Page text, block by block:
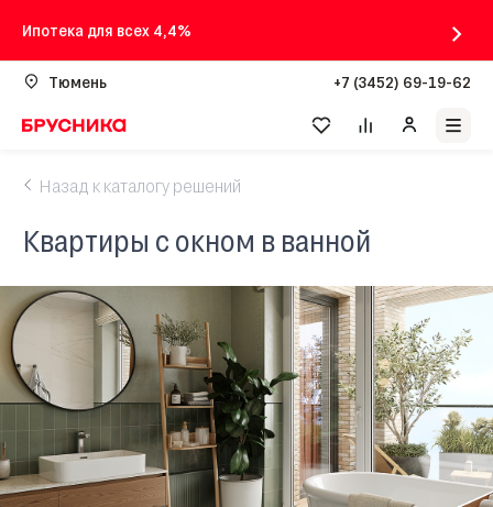
Ипотека для всех 4,4%
Тюмень +7 (3452) 69-19-62
Назад к каталогу решений
Квартиры с окном в ванной